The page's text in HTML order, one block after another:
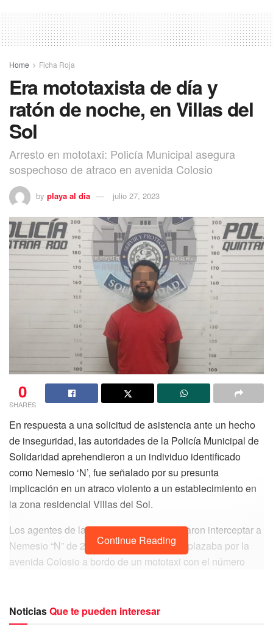
Home Ficha Roja
Era mototaxista de día y
ratón de noche, en Villas del
Sol
Arresto en mototaxi: Policía Municipal asegura
sospechoso de atraco en avenida Colosio
by playa al dia julio 27, 2023
0
SHARES
En respuesta a una solicitud de asistencia ante un hecho
de inseguridad, las autoridades de la Policía Municipal de
Solidaridad aprehendieron a un individuo identificado
como Nemesio ‘N’, fue señalado por su presunta
implicación en un atraco violento a un establecimiento en
la zona residencial Villas del Sol.
Los agentes de la Policía Preventiva lograron interceptar a
Nemesio “N” de 23 años, mientras se desplazaba por la
avenida Colosio a bordo de un mototaxi con el número
Continue Reading
NoticiasQue te pueden interesar